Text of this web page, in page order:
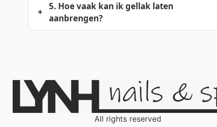
5. Hoe vaak kan ik gellak laten
aanbrengen?
All rights reserved